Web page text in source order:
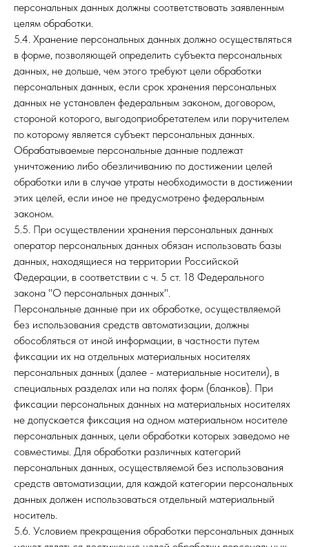
персональных данных должны соответствовать заявленным
целям обработки.
5.4. Хранение персональных данных должно осуществляться
в форме, позволяющей определить субъекта персональных
данных, не дольше, чем этого требуют цели обработки
персональных данных, если срок хранения персональных
данных не установлен федеральным законом, договором,
стороной которого, выгодоприобретателем или поручителем
по которому является субъект персональных данных.
Обрабатываемые персональные данные подлежат
уничтожению либо обезличиванию по достижении целей
обработки или в случае утраты необходимости в достижении
этих целей, если иное не предусмотрено федеральным
законом.
5.5. При осуществлении хранения персональных данных
оператор персональных данных обязан использовать базы
данных, находящиеся на территории Российской
Федерации, в соответствии с ч. 5 ст. 18 Федерального
закона "О персональных данных".
Персональные данные при их обработке, осуществляемой
без использования средств автоматизации, должны
обособляться от иной информации, в частности путем
фиксации их на отдельных материальных носителях
персональных данных (далее - материальные носители), в
специальных разделах или на полях форм (бланков). При
фиксации персональных данных на материальных носителях
не допускается фиксация на одном материальном носителе
персональных данных, цели обработки которых заведомо не
совместимы. Для обработки различных категорий
персональных данных, осуществляемой без использования
средств автоматизации, для каждой категории персональных
данных должен использоваться отдельный материальный
носитель.
5.6. Условием прекращения обработки персональных данных